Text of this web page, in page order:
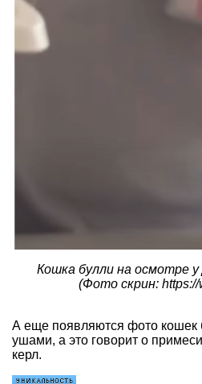
Кошка булли на осмотре
(Фото скрин: https://
А еще появляются фото кошек
ушами, а это говорит о
керл.